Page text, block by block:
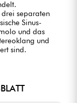
drei separaten
Sinus-
und das
und
sind.